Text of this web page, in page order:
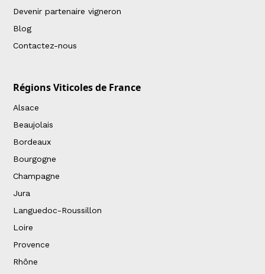
Devenir partenaire vigneron
Blog
Contactez-nous
Régions Viticoles de France
Alsace
Beaujolais
Bordeaux
Bourgogne
Champagne
Jura
Languedoc-Roussillon
Loire
Provence
Rhône